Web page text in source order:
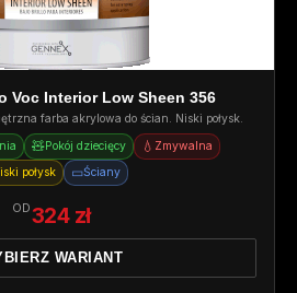
Voc Interior Low Sheen 356
farba akrylowa do ścian. Niski połysk.
🧸Pokój dziecięcy 💧 Zmywalna
połysk ▭Ściany
OD324 zł
WARIANT